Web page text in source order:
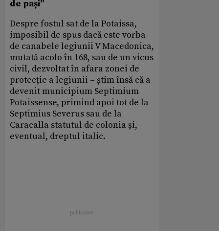
de pași”
Despre fostul sat de la Potaissa,
imposibil de spus dacă este vorba
de canabele legiunii V Macedonica,
mutată acolo în 168, sau de un vicus
civil, dezvoltat în afara zonei de
protecție a legiunii – știm însă că a
devenit municipium Septimium
Potaissense, primind apoi tot de la
Septimius Severus sau de la
Caracalla statutul de colonia și,
eventual, dreptul italic.